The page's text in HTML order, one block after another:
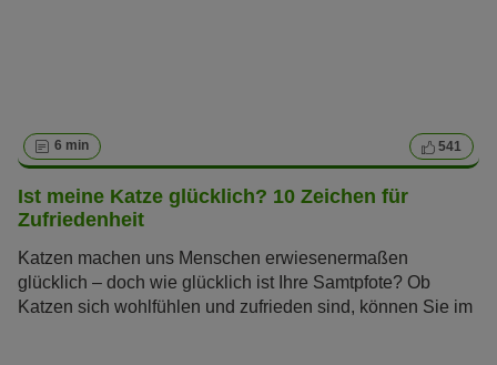
6 min 541
Ist meine Katze glücklich? 10 Zeichen für
Zufriedenheit
Katzen machen uns Menschen erwiesenermaßen
glücklich – doch wie glücklich ist Ihre Samtpfote? Ob
Katzen sich wohlfühlen und zufrieden sind, können Sie im